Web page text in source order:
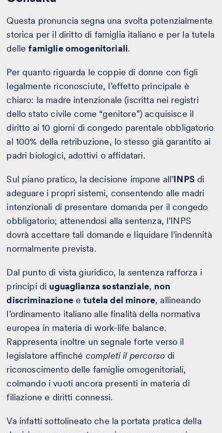
Questa pronuncia segna una svolta potenzialmente
storica per il diritto di famiglia italiano e per la tutela
dellefamiglie omogenitoriali.
Per quanto riguarda le coppie di donne con figli
legalmente riconosciute, l’effetto principale è
chiaro: la madre intenzionale (iscritta nei registri
dello stato civile come “genitore”) acquisisce il
diritto ai 10 giorni di congedo parentale obbligatorio
al 100% della retribuzione, lo stesso già garantito ai
padri biologici, adottivi o affidatari.
Sul piano pratico, la decisione impone all’INPSdi
adeguare i propri sistemi, consentendo alle madri
intenzionali di presentare domanda per il congedo
obbligatorio; attenendosi alla sentenza, l’INPS
dovrà accettare tali domande e liquidare l’indennità
normalmente prevista.
Dal punto di vista giuridico, la sentenza rafforza i
principi di uguaglianza sostanziale, non
discriminazioneetutela del minore, allineando
l’ordinamento italiano alle finalità della normativa
europea in materia di work-life balance.
Rappresenta inoltre un segnale forte verso il
legislatore affinché completi il percorso di
riconoscimento delle famiglie omogenitoriali,
colmando i vuoti ancora presenti in materia di
filiazione e diritti connessi.
Va infatti sottolineato che la portata pratica della